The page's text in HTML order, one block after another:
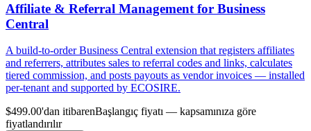
Affiliate & Referral Management for Business
Central
A build-to-order Business Central extension that registers affiliates
and referrers, attributes sales to referral codes and links, calculates
tiered commission, and posts payouts as vendor invoices — installed
per-tenant and supported by ECOSIRE.
$499.00'dan itibarenBaşlangıç fiyatı — kapsamınıza göre
fiyatlandırılır